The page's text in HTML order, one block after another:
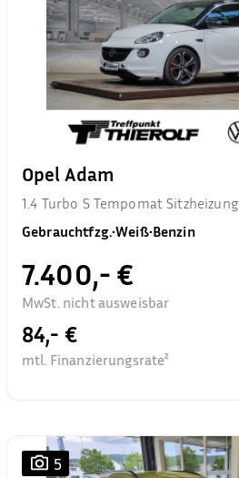
Opel Adam
1.4 Turbo S Tempomat Sitzheizung
Gebrauchtfzg.•Weiß•Benzin
7.400,- €
MwSt. nicht ausweisbar
84,- €
mtl. Finanzierungsrate²
5